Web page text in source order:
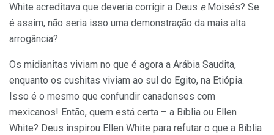
White acreditava que deveria corrigir a Deus eMoisés? Se
é assim, não seria isso uma demonstração da mais alta
arrogância?
Os midianitas viviam no que é agora a Arábia Saudita,
enquanto os cushitas viviam ao sul do Egito, na Etiópia.
Isso é o mesmo que confundir canadenses com
mexicanos! Então, quem está certa – a Bíblia ou Ellen
White? Deus inspirou Ellen White para refutar o que a Bíblia